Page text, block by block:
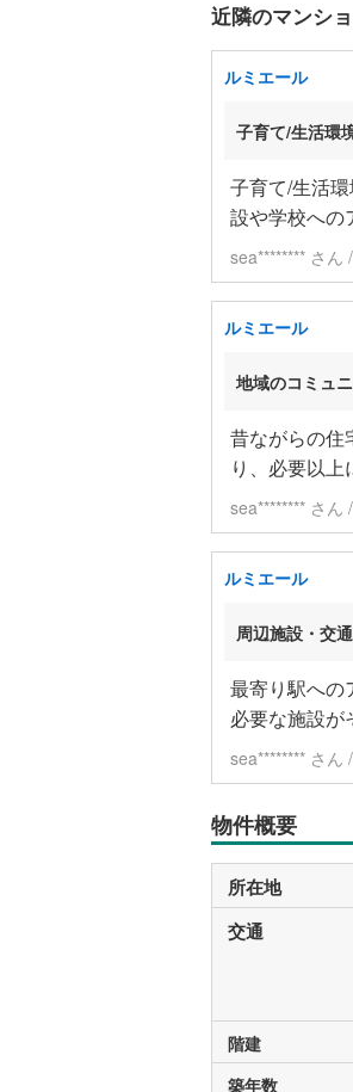
近隣のマンシ
ルミエール
子育て/生活環
子育て/生活
設や学校への
sea******** さ
ルミエール
地域のコミュ
昔ながらの住
り、必要以
sea******** さ
ルミエール
周辺施設・交
最寄り駅への
必要な施設が
sea******** さ
物件概要
所在地
交通
階建
築年数